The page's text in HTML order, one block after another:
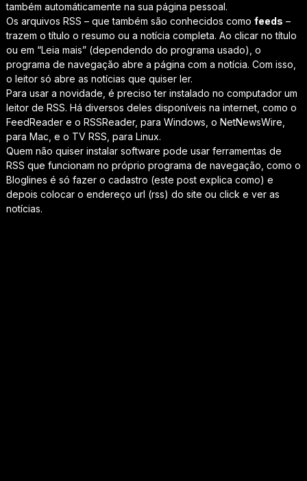
também automáticamente na sua página pessoal.
Os arquivos RSS – que também são conhecidos como feeds –
trazem o título o resumo ou a notícia completa. Ao clicar no título
ou em “Leia mais” (dependendo do programa usado), o
programa de navegação abre a página com a notícia. Com isso,
o leitor só abre as notícias que quiser ler.
Para usar a novidade, é preciso ter instalado no computador um
leitor de RSS. Há diversos deles disponíveis na internet, como o
FeedReader e o RSSReader, para Windows, o NetNewsWire,
para Mac, e o TV RSS, para Linux.
Quem não quiser instalar software pode usar ferramentas de
RSS que funcionam no próprio programa de navegação, como o
Bloglines é só fazer o cadastro (este post explica como) e
depois colocar o endereço url (rss) do site ou click e ver as
notícias.